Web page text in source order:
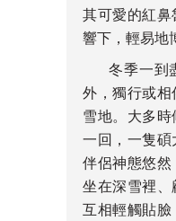
其可愛的紅
響下，輕易地
冬季一到
外，獨行或
雪地。大多
一回，一隻
伴侶神態悠
坐在深雪裡
互相輕觸貼